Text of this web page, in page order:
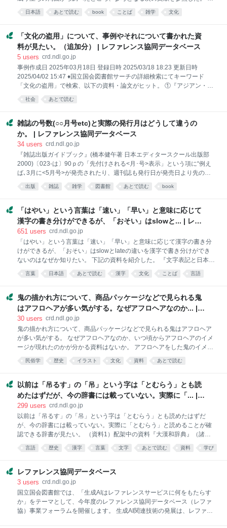
われるようになったと
『暮らしのことば新語源辞典』 山口佳紀編 講談社 2008.11
957p 22cm ⇒ もっともわかり良い内容でしたので、抜書きして紹
分」をさすが、日本では「物事の根本・基本」という意味から、「規範
や本来のもの」をさすようになった。そこから、「書写されるもとの書
物」を「本」というようになり、転じて、書物一般を指すようになっ
ぬ」の例は、書写のもとになる書物の意味である。 (2)『日本語源大辞
典』 前田富祺監修 小学館 2005.4 1273,7p 22cm ⇒ 抜書きし
日本語 あとで読む book ことば 雑学 文化
「文化の盗用」について、事例やそれについて書かれた資
料が見たい。（追加分） | レファレンス協同データベース
5 users crd.ndl.go.jp
事例作成日 2025年03月18日 登録日時 2025/03/18 18:23 更新日時
2025/04/02 15:47 ♦国立国会図書館サーチの詳細検索にてキーワード
「文化の盗用」で検索、以下の資料・論文がヒット。 ①『アジアン・ポ
ップカルチャー大全 1990年代以降のアジア系アメリカ人の歴史をたど
る』ジェフ・ヤン／著，フィル・ユ／著，フィリップ・ワン／著，後藤
ス 2024.11 342～343頁 ジェフ・ヤン「称賛か盗用か？」 ② 『大学
生がレイシズムに向き合って考えてみた 差別の「いま」を読み解くた
めの入門書』貴堂 嘉之／監修，一橋大学社会学部貴堂ゼミ生&院ゼミ生
に？」 ③エスカンド・ジェシ「現代日本ファンタジーにおける〈文化の
盗用〉の問題 :
社会 あとで読む
雑誌の号数(○○月号etc)と実際の発行月はどうして違うの
か。 | レファレンス協同データベース
34 users crd.ndl.go.jp
『雑誌出版ガイドブック』(橋本健午著 日本エディタースクール出版部
2000)〔023-は〕90ｐの「先付けされる<月･号>表示」という項に“例え
ば､3月に<5月号>が発売されたり、週刊誌も発行日が発売日より先の日
付が表示されている。これらの<月･号>表示は当初は無秩序に表記され
ていたが、徐々に調整して、現在では次のようなルールで表示が行われ
回刊誌 発売日から1カ月先までの月日(月･旬) 3)月刊誌･隔月刊誌 発売日
から40日先までの月号 4)季刊誌 発行期間を示す季節(その季節を表す文
字) 5)増刊号 発売日から<40日先まで>の月/日号、もしくは月号。ただ
れる新聞とちがって、次号が出るまでの一定の期間店頭に陳列されるた
め、発売日と購入日の差で
出版 雑誌 雑学 図書館 あとで読む book
「はやい」という言葉は「速い」「早い」と意味に応じて
漢字の書き分けができるが、「おそい」はslowと... | レフ
ァレンス協同データベース
651 users crd.ndl.go.jp
「はやい」という言葉は「速い」「早い」と意味に応じて漢字の書き分
けができるが、「おそい」はslowとlateの違いを漢字で書き分けができ
ないのはなぜか知りたい。 下記の資料を紹介した。 『文字表記と日本語
教育』（武部良明著 凡人社 1991） p402-427「3. 漢字制限と書き換
え・言い換え」 p414「(前略）このような異字同訓の制限が、後になっ
に当たっては、「漢字の使い分けのできるもの」や「漢字で書く習慣の
強いもの」が、積極的に取り上げられた。（中略）ただし、その場合
も、「抱・いだく」「遅・おそい」が採用されながら、「懐・いだく」
遅い」でよい、と考えられたからである。」とあり。 『言葉に関する問
答集 8』（文化庁 1982） p55-87「第二部 適切な表
言葉 日本語 あとで読む 漢字 文化 ことば 言語
鬼の描かれ方について、商品パッケージなどで見られる鬼
はアフロヘアが多い気がする。なぜアフロヘアなのか... |
レファレンス協同データベース
30 users crd.ndl.go.jp
鬼の描かれ方について、商品パッケージなどで見られる鬼はアフロヘア
が多い気がする。 なぜアフロヘアなのか、いつ頃からアフロヘアのイメ
ージが現れたのかが分かる資料はないか。 アフロヘアをした鬼のイメー
ジに関して、その理由や来歴を明記した資料は見つからなかったが、確
認した以下の資料から参考になるものを挙げた。 ①『日本怪異妖怪大事
ており」などとされるが、髪型に関する記述は見られない。 ②『日本説
話伝説大事典』の「鬼」の項では、「頭には角をはやし、手には金棒を
もち、虎の皮のふんどしをしめる」とあるが、髪型に関する記述は見ら
み、今日の鬼のイメージの原型ともいえるような鬼の姿が見られるよう
になる」とあり、外見のイメージとしては「牛のツノを生やして虎の皮
のパンツをはいている姿
民俗学 歴史 イラスト 文化 資料 あとで読む
以前は「吊るす」の「吊」という字は「とむらう」とも読
めたはずだが、今の辞書には載っていない。実際に「... |
レファレンス協同データベース
299 users crd.ndl.go.jp
以前は「吊るす」の「吊」という字は「とむらう」とも読めたはずだ
が、今の辞書には載っていない。実際に「とむらう」と読めることが確
認できる辞書が見たい。 （資料1）配架中の資料『大漢和辞典』（諸橋
轍次／著 大修館書店 813.2/モ/2 資料ID：0012311999）で「吊」を
調べる。 P811…「吊」 テウ 弔の俗字。 俗字として「弔」はあった
2）「俗字」とは何かを検索。大修館書店が情報提供する漢字文化資料
館より、 ーーーーーーーーーーーーーーーーーーーーー以下、引用 始
まりーーーーーーーーーーーーーーーーーーーーー 主に世間一般で用い
られてきたとされる異体字のことを「俗字」と言います。 つまり、俗字
とは、その字体が用いられる場面によって異体字を分類した場合のカテ
言語 歴史 漢字 言葉 文字 あとで読む 資料 学び
レファレンス協同データベース
3 users crd.ndl.go.jp
国立国会図書館では、「生成AIはレファレンスサービスに何をもたらす
か」をテーマとして、今年度のレファレンス協同データベース（レファ
協）事業フォーラムを開催します。 生成AI関連技術の発展は、レファレ